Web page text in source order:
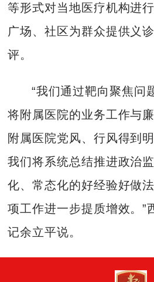
等形式对当地医疗机构进
广场、社区为群众提供义
评。
“我们通过靶向聚焦问
将附属医院的业务工作与
附属医院党风、行风得到
我们将系统总结推进政治
化、常态化的好经验好做
项工作进一步提质增效。”
记余立平说。